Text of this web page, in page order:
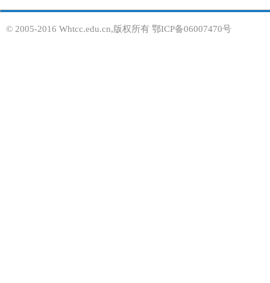
© 2005-2016 Whtcc.edu.cn,版权所有 鄂ICP备06007470号